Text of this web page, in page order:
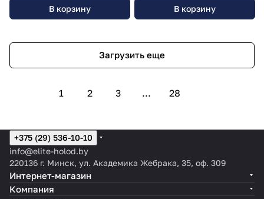
В корзину В корзину
Загрузить еще
1 2 3 ... 28
+375 (29) 536-10-10
info@elite-holod.by
220136 г. Минск, ул. Академика Жебрака, 35, оф. 309
Интернет-магазин
Компания